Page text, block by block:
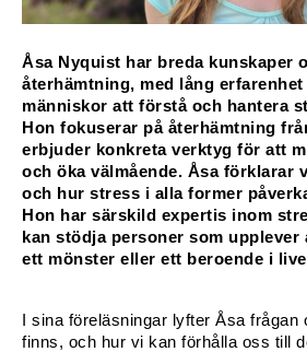
Keynote
Moderator, konferencier
Moderator
Konferencier
Radio och TV-profiler
Åsa Nyquist har breda kunskaper
återhämtning, med lång
människor att förstå och hantera
Hon fokuserar på återhämtning
erbjuder konkreta verktyg för att
och öka välmående. Åsa förklarar
och hur stress i alla former
Hon har särskild expertis inom
kan stödja personer som
ett mönster eller ett beroende i
I sina föreläsningar lyfter Åsa
finns, och hur vi kan förhålla oss till